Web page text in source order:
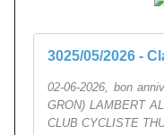
3025/05/2026 -
02-06-2026, bon
GRON) LAMBERT
CLUB CYCLISTE